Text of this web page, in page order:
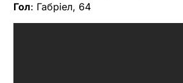
Гол: Габріел, 64